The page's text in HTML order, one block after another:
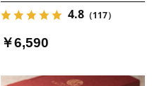
4.8 （117）
￥6,590